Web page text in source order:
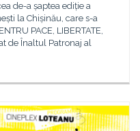
de-a șaptea ediție a
la Chișinău, care s-a
PACE, LIBERTATE,
de Înaltul Patronaj al